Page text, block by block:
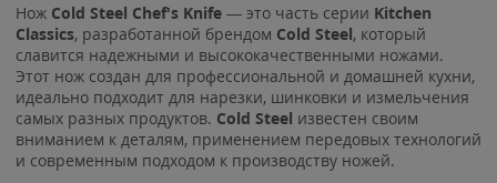
Нож Cold Steel Chef's Knife — это часть серии Kitchen
Classics, разработанной брендом Cold Steel, который
славится надежными и высококачественными ножами.
Этот нож создан для профессиональной и домашней кухни,
идеально подходит для нарезки, шинковки и измельчения
самых разных продуктов. Cold Steel известен своим
вниманием к деталям, применением передовых технологий
и современным подходом к производству ножей.